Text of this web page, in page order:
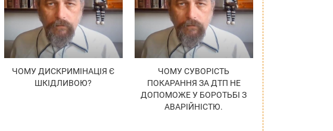
ЧОМУ ДИСКРИМІНАЦІЯ Є
ШКІДЛИВОЮ?
ЧОМУ СУВОРІСТЬ
ПОКАРАННЯ ЗА ДТП НЕ
ДОПОМОЖЕ У БОРОТЬБІ З
АВАРІЙНІСТЮ.